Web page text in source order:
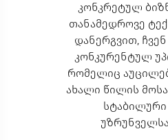
კონკრეტულ
თანამედროვე
დანერგვით,
კონკურენტულ
რომელიც
ახალი წილის